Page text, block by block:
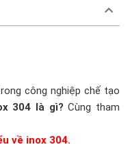
công nghiệp chế tạo
304 là gì? Cùng tham
về inox 304.